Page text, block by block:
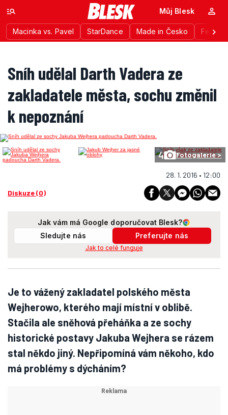
Macinka vs. Pavel StarDance Made in Česko
Můj Blesk
Sníh udělal Darth Vadera ze
zakladatele města, sochu změnil
k nepoznání
4 Fotogalerie >
28. 1. 2016 • 12:00
Diskuze (0)
Jak vám má Google doporučovat Blesk?
Sledujte nás
Preferujte nás
Jak to celé funguje
Je to vážený zakladatel polského města
Wejherowo, kterého mají místní v oblibě.
Stačila ale sněhová přeháňka a ze sochy
historické postavy Jakuba Wejhera se rázem
stal někdo jiný. Nepřipomíná vám někoho, kdo
má problémy s dýcháním?